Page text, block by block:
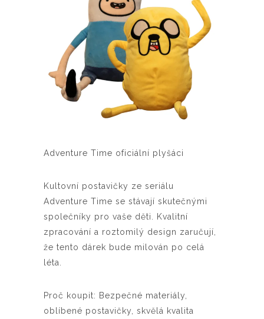
Adventure Time oficiální plyšáci
Kultovní postavičky ze seriálu
Adventure Time se stávají skutečnými
společníky pro vaše děti. Kvalitní
zpracování a roztomilý design zaručují,
že tento dárek bude milován po celá
léta.
Proč koupit: Bezpečné materiály,
oblíbené postavičky, skvělá kvalita